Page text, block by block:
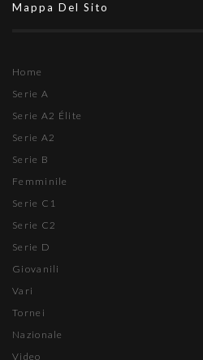
Mappa Del Sito
Home
Serie A
Serie A2 Élite
Serie A2
Serie B
Femminile
Serie C1
Serie C2
Serie D
Giovanili
Vari
Tornei
Nazionale
Video